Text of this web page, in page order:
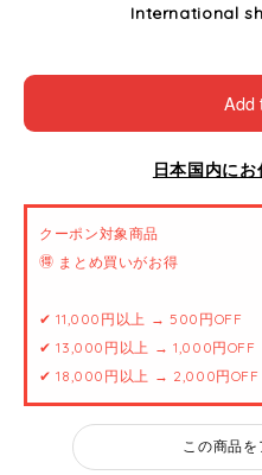
International
Add
日本国内に
クーポン対象商品
🉐 まとめ買いがお得
✔ 11,000円以上 → 500円OFF
✔ 13,000円以上 → 1,000円OFF
✔ 18,000円以上 → 2,000円OFF
この商品